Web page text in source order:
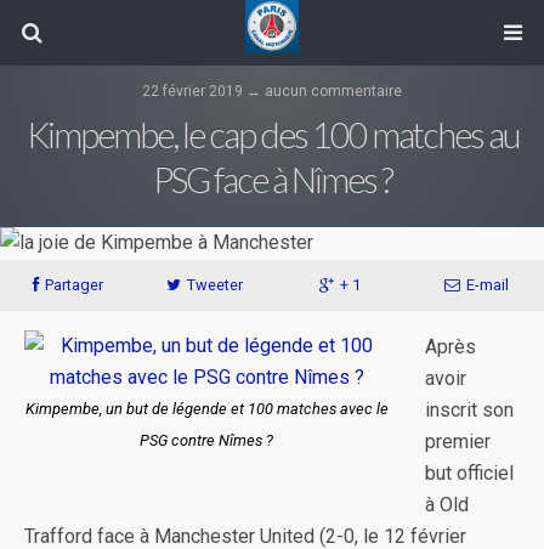
22 février 2019 ↔ aucun commentaire
Kimpembe, le cap des 100 matches au
PSG face à Nîmes ?
Partager Tweeter + 1 E-mail
Kimpembe, un but de légende et 100 matches avec le
PSG contre Nîmes ?
Après
avoir
inscrit son
premier
but officiel
à Old
Trafford face à Manchester United (2-0, le 12 février